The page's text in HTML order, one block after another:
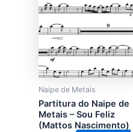
Naipe de Metais
Partitura do Naipe de
Metais – Sou Feliz
(Mattos Nascimento)